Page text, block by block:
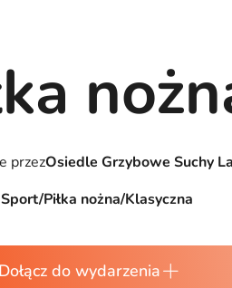
przezOsiedle Grzybowe Suchy
Sport/Piłka nożna/Klasyczna
Dołącz do wydarzenia